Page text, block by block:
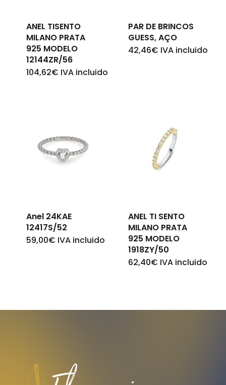
Go To Shop
ANEL TISENTO
MILANO PRATA
925 MODELO
12144ZR/56
104,62€ IVA incluido
PAR DE BRINCOS
GUESS, AÇO
42,46€ IVA incluido
Anel 24KAE
12417S/52
59,00€ IVA incluido
ANEL TI SENTO
MILANO PRATA
925 MODELO
1918ZY/50
62,40€ IVA incluido